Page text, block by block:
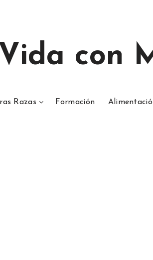
Vida con
Razas Formación